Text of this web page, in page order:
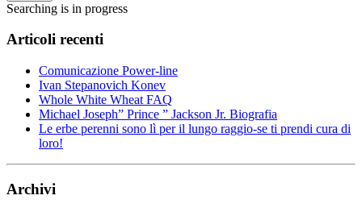
Searching is in progress
Articoli recenti
Comunicazione Power-line
Ivan Stepanovich Konev
Whole White Wheat FAQ
Michael Joseph” Prince ” Jackson Jr. Biografia
Le erbe perenni sono lì per il lungo raggio-se ti prendi cura di
loro!
Archivi